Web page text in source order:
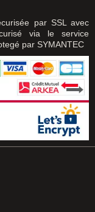
par SSL avec
via le service
par SYMANTEC